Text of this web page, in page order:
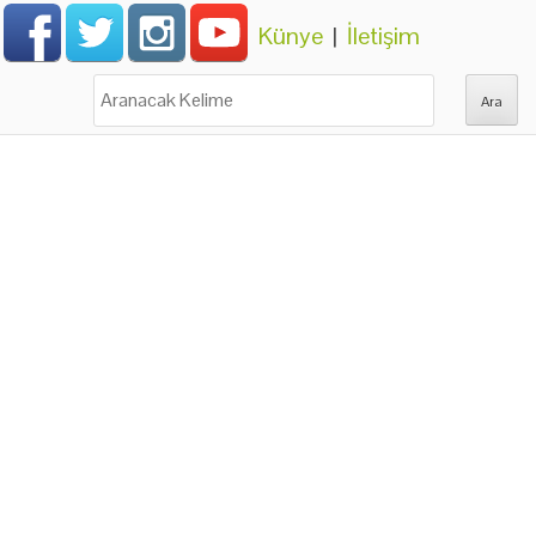
Künye | İletişim